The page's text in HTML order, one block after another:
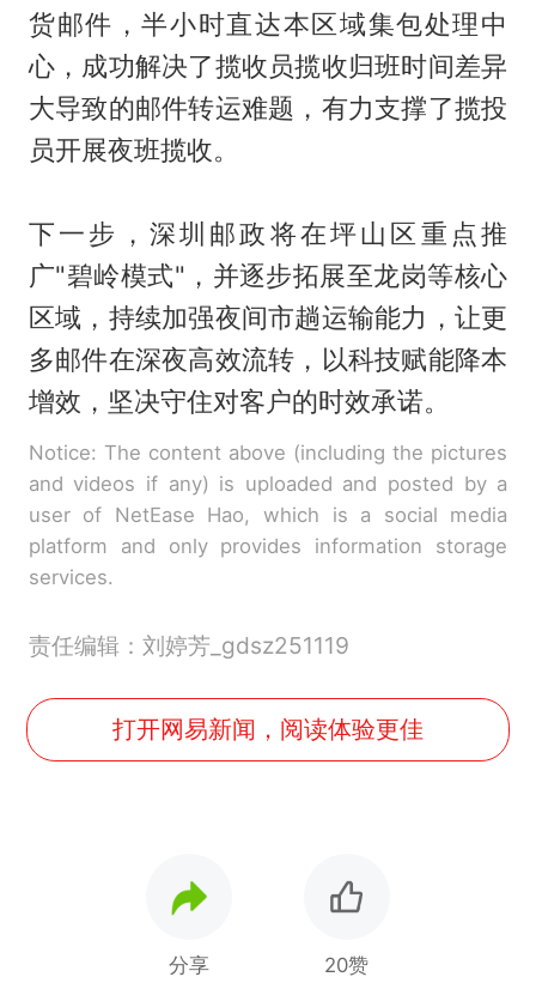
货邮件，半小时直达本区域集包处理中
心，成功解决了揽收员揽收归班时间差异
大导致的邮件转运难题，有力支撑了揽投
员开展夜班揽收。
下一步，深圳邮政将在坪山区重点推
广"碧岭模式"，并逐步拓展至龙岗等核心
区域，持续加强夜间市趟运输能力，让更
多邮件在深夜高效流转，以科技赋能降本
增效，坚决守住对客户的时效承诺。
Notice: The content above (including the pictures
and videos if any) is uploaded and posted by a
user of NetEase Hao, which is a social media
platform and only provides information storage
services.
责任编辑：刘婷芳_gdsz251119
打开网易新闻，阅读体验更佳
分享 20赞